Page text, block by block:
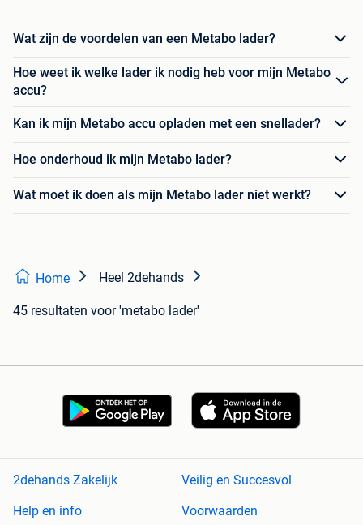
Wat zijn de voordelen van een Metabo lader?
Hoe weet ik welke lader ik nodig heb voor mijn Metabo
accu?
Kan ik mijn Metabo accu opladen met een snellader?
Hoe onderhoud ik mijn Metabo lader?
Wat moet ik doen als mijn Metabo lader niet werkt?
Home Heel 2dehands
45 resultaten voor 'metabo lader'
2dehands Zakelijk
Veilig en Succesvol
Help en info
Voorwaarden